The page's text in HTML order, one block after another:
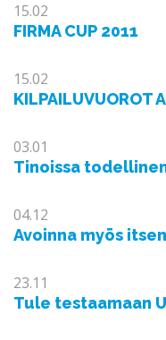
15.02
FIRMA CUP 2011
15.02
KILPAILUVUOROT
03.01
Tinoissa
04.12
Avoinna myös
23.11
Tule testaamaan